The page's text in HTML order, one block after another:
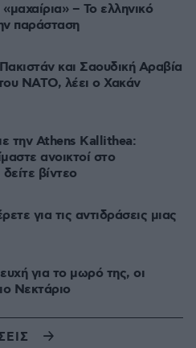
– Το ελληνικό
παράσταση
και Σαουδική Αραβία
ΝΑΤΟ, λέει ο Χακάν
την Athens Kallithea:
ανοικτοί στο
βίντεο
για τις αντιδράσεις μιας
για το μωρό της, οι
Νεκτάριο